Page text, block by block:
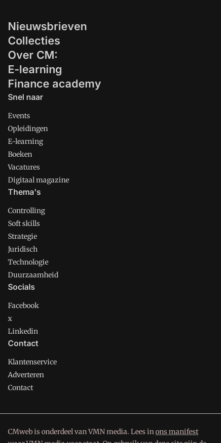
Nieuwsbrieven
Collecties
Over CM:
E-learning
Finance academy
Snel naar
Events
Opleidingen
E-learning
Boeken
Vacatures
Digitaal magazine
Thema's
Controlling
Soft skills
Strategie
Juridisch
Technologie
Duurzaamheid
Socials
Facebook
x
Linkedin
Contact
Klantenservice
Adverteren
Contact
CMweb is onderdeel van VMN media. Lees inons manifest